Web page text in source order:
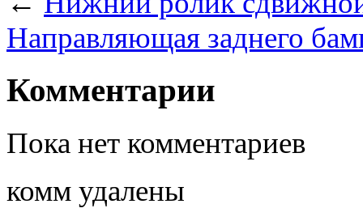
Направляющая заднего
Комментарии
Пока нет комментариев
комм удалены